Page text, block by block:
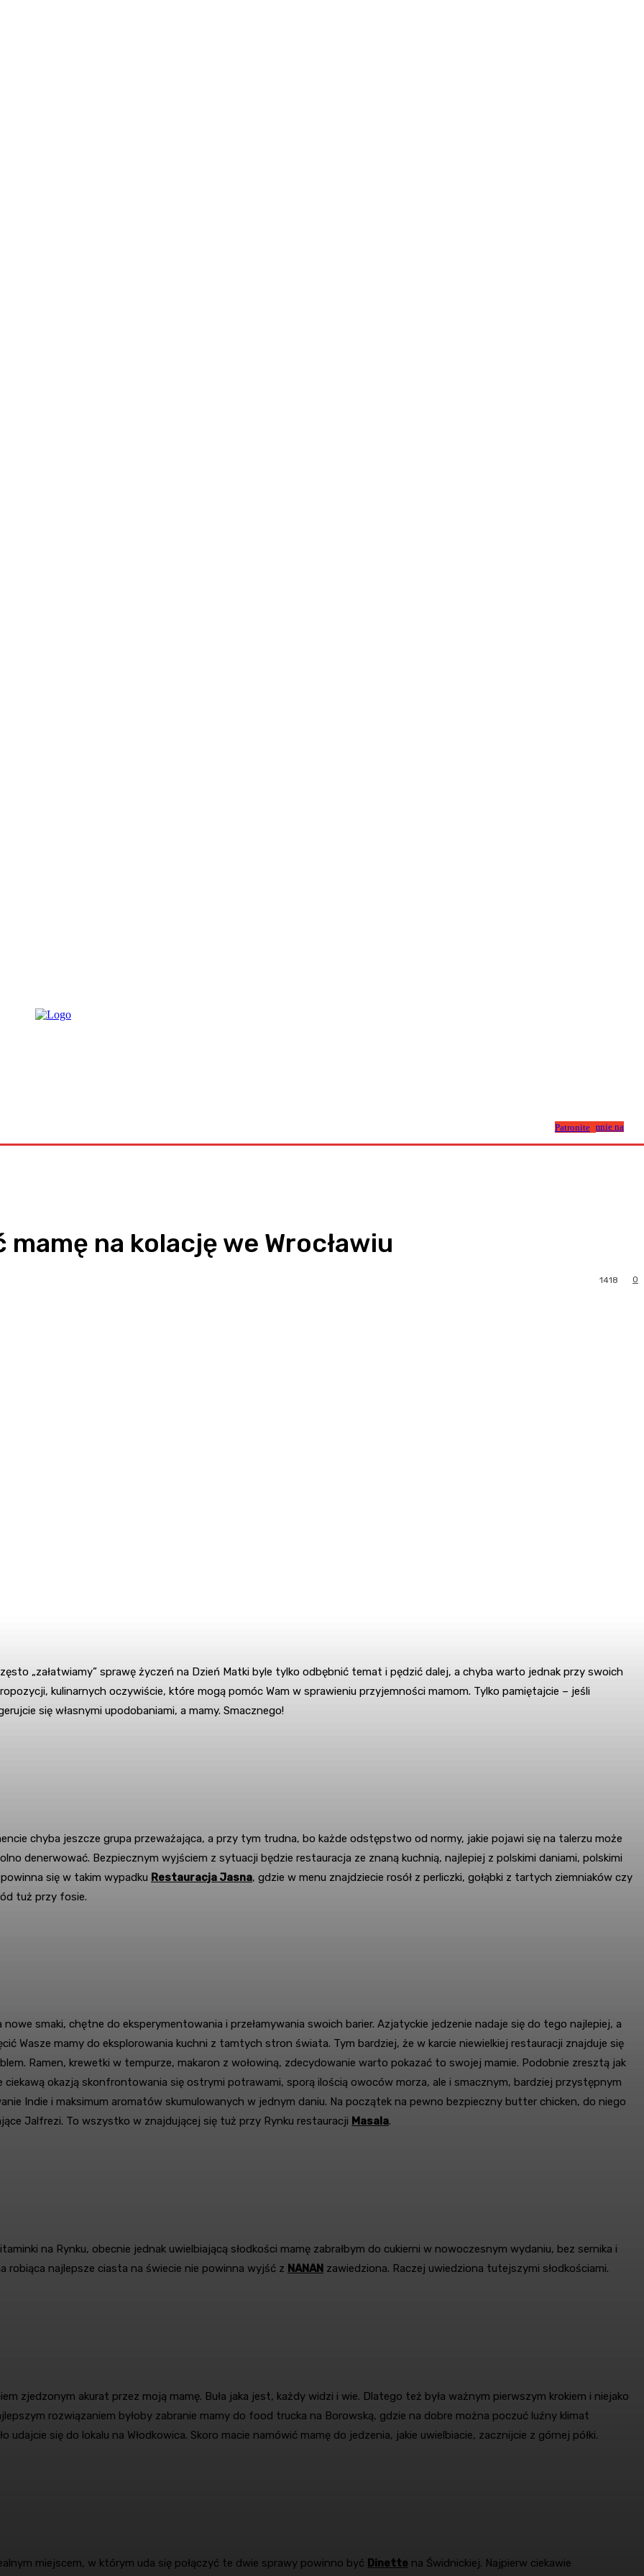
Wesprzyj mnie na Patronite
na kolację we Wrocławiu
0
1418
„załatwiamy” sprawę życzeń na Dzień Matki byle tylko odbębnić temat i pędzić dalej, a chyba warto jednak przy swoich
kulinarnych oczywiście, które mogą pomóc Wam w sprawieniu przyjemności mamom. Tylko pamiętajcie – jeśli
się własnymi upodobaniami, a mamy. Smacznego!
chyba jeszcze grupa przeważająca, a przy tym trudna, bo każde odstępstwo od normy, jakie pojawi się na talerzu może
denerwować. Bezpiecznym wyjściem z sytuacji będzie restauracja ze znaną kuchnią, najlepiej z polskimi daniami, polskimi
się w takim wypadku Restauracja Jasna, gdzie w menu znajdziecie rosół z perliczki, gołąbki z tartych ziemniaków czy
tuż przy fosie.
smaki, chętne do eksperymentowania i przełamywania swoich barier. Azjatyckie jedzenie nadaje się do tego najlepiej, a
Wasze mamy do eksplorowania kuchni z tamtych stron świata. Tym bardziej, że w karcie niewielkiej restauracji znajduje się
Ramen, krewetki w tempurze, makaron z wołowiną, zdecydowanie warto pokazać to swojej mamie. Podobnie zresztą jak
ciekawą okazją skonfrontowania się ostrymi potrawami, sporą ilością owoców morza, ale i smacznym, bardziej przystępnym
Indie i maksimum aromatów skumulowanych w jednym daniu. Na początek na pewno bezpieczny butter chicken, do niego
Jalfrezi. To wszystko w znajdującej się tuż przy Rynku restauracji Masala.
na Rynku, obecnie jednak uwielbiającą słodkości mamę zabrałbym do cukierni w nowoczesnym wydaniu, bez sernika i
robiąca najlepsze ciasta na świecie nie powinna wyjść z NANAN zawiedziona. Raczej uwiedziona tutejszymi słodkościami.
zjedzonym akurat przez moją mamę. Buła jaka jest, każdy widzi i wie. Dlatego też była ważnym pierwszym krokiem i niejako
rozwiązaniem byłoby zabranie mamy do food trucka na Borowską, gdzie na dobre można poczuć luźny klimat
się do lokalu na Włodkowica. Skoro macie namówić mamę do jedzenia, jakie uwielbiacie, zacznijcie z górnej półki.
miejscem, w którym uda się połączyć te dwie sprawy powinno być Dinette na Świdnickiej. Najpierw ciekawie